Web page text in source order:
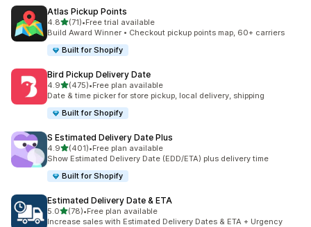
Atlas Pickup Points
4.85つ星中
(71)
合計レビュー数：71件
•Free trial available
Build Award Winner • Checkout pickup points map, 60+ carriers
Built for Shopify
Bird Pickup Delivery Date
4.95つ星中
(475)
合計レビュー数：475件
•Free plan available
Date & time picker for store pickup, local delivery, shipping
Built for Shopify
S Estimated Delivery Date Plus
4.95つ星中
(401)
合計レビュー数：401件
•Free plan available
Show Estimated Delivery Date (EDD/ETA) plus delivery time
Built for Shopify
Estimated Delivery Date & ETA
5.05つ星中
(78)
合計レビュー数：78件
•Free plan available
Increase sales with Estimated Delivery Dates & ETA + Urgency